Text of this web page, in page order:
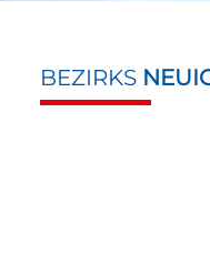
BEZIRKS